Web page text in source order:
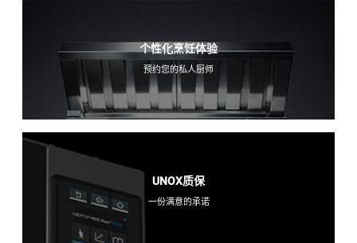
个性化烹饪体验
预约您的私人厨师
UNOX质保
一份满意的承诺